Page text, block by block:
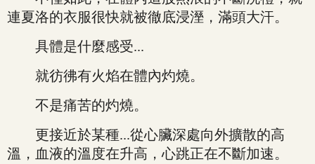
連夏洛的衣服很快就被徹底浸溼，滿頭大汗。
具體是什麼感受...
就彷彿有火焰在體內灼燒。
不是痛苦的灼燒。
更接近於某種...從心臟深處向外擴散的高
溫，血液的溫度在升高，心跳正在不斷加速。